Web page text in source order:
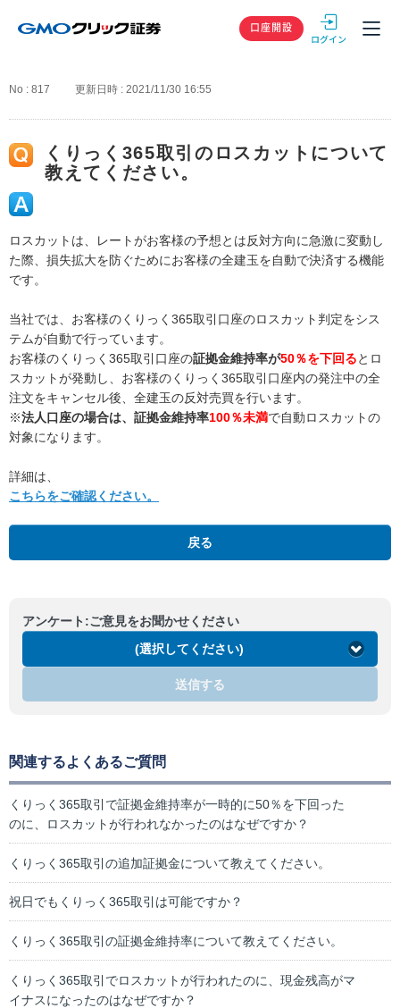
GMOクリック
口座開設
No : 817 更新日時 : 2021/11/30 16:55
くりっく365取引のロスカットについて
教えてください。
ロスカットは、レートがお客様の予想とは反対方向に急激に変動し
た際、損失拡大を防ぐためにお客様の全建玉を自動で決済する機能
です。
当社では、お客様のくりっく365取引口座のロスカット判定をシス
テムが自動で行っています。
お客様のくりっく365取引口座の証拠金維持率が50％を下回るとロ
スカットが発動し、お客様のくりっく365取引口座内の発注中の全
注文をキャンセル後、全建玉の反対売買を行います。
※法人口座の場合は、証拠金維持率100％未満で自動ロスカットの
対象になります。
詳細は、
こちらをご確認ください。
戻る
アンケート:ご意見をお聞かせください
(選択してください)
送信する
関連するよくあるご質問
くりっく365取引で証拠金維持率が一時的に50％を下回った
のに、ロスカットが行われなかったのはなぜですか？
くりっく365取引の追加証拠金について教えてください。
祝日でもくりっく365取引は可能ですか？
くりっく365取引の証拠金維持率について教えてください。
くりっく365取引でロスカットが行われたのに、現金残高がマ
イナスになったのはなぜですか？